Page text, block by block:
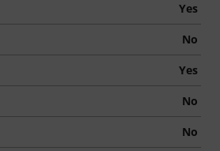
Yes
No
Yes
No
No